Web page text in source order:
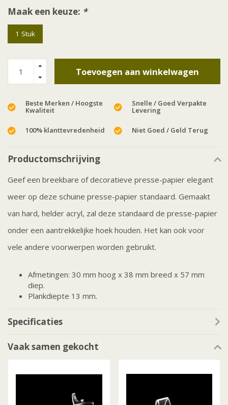
Maak een keuze: *
1 Stuk
Toevoegen aan winkelwagen
Beste Merken / Hoogste
Kwaliteit
Snelle / Goed Verpakte
Levering
100% klanttevredenheid Niet Goed / Geld Terug
Productomschrijving
Geef een breekbare of decoratieve presse-papier elegant
weer op deze schuine presse-papier standaard. Gemaakt
van hard, helder acryl, zal deze standaard de presse-papier
onder een aantrekkelijke hoek houden. Het kan ook voor
vele andere voorwerpen worden gebruikt.
Afmetingen: 30 mm hoog x 38 mm breed x 57 mm
diep.
Plankdiepte 13 mm.
Specificaties
Vaak samen gekocht